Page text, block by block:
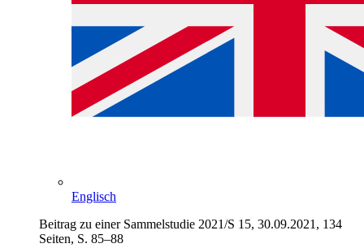
Englisch
Beitrag zu einer Sammelstudie 2021/S 15, 30.09.2021, 134
Seiten, S. 85–88